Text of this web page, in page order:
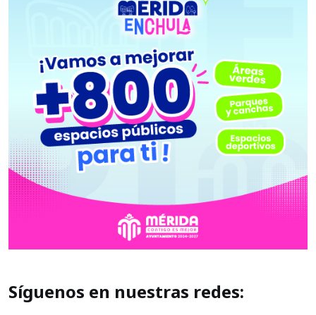
Síguenos en nuestras redes: